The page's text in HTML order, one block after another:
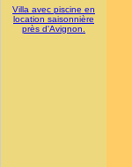
Villa avec piscine en
location saisonnière
près d'Avignon.